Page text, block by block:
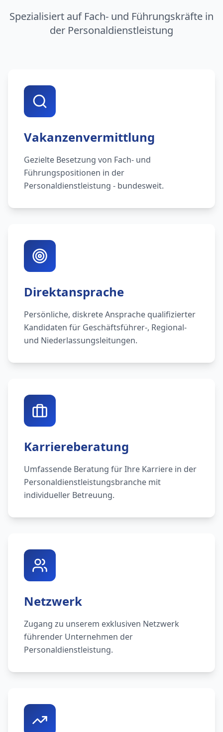
Spezialisiert auf Fach- und Führungskräfte in
der Personaldienstleistung
Vakanzenvermittlung
Gezielte Besetzung von Fach- und
Führungspositionen in der
Personaldienstleistung - bundesweit.
Direktansprache
Persönliche, diskrete Ansprache qualifizierter
Kandidaten für Geschäftsführer-, Regional-
und Niederlassungsleitungen.
Karriereberatung
Umfassende Beratung für Ihre Karriere in der
Personaldienstleistungsbranche mit
individueller Betreuung.
Netzwerk
Zugang zu unserem exklusiven Netzwerk
führender Unternehmen der
Personaldienstleistung.